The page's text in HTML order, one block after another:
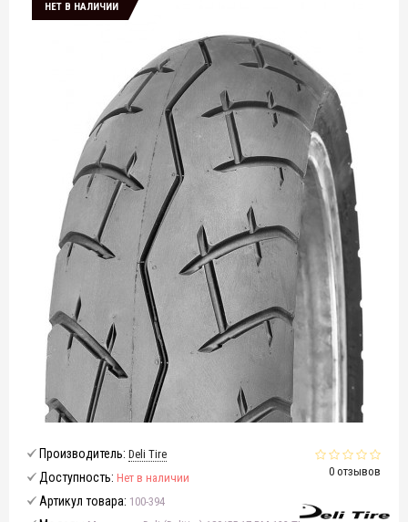
НЕТ В НАЛИЧИИ
0 отзывов
Производитель: Deli Tire
Доступность: Нет в наличии
Артикул товара: 100-394